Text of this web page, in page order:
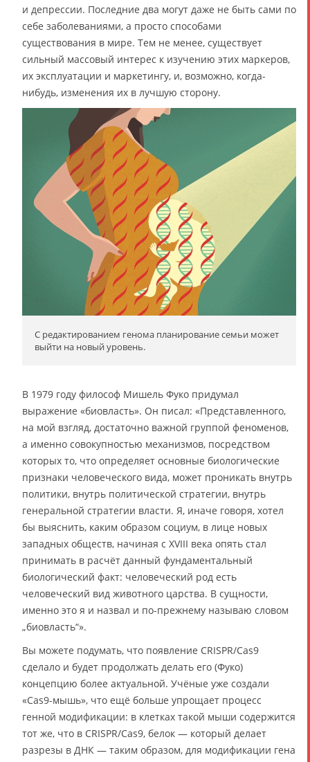
и депрессии. Последние два могут даже не быть сами по
себе заболеваниями, а просто способами
существования в мире. Тем не менее, существует
сильный массовый интерес к изучению этих маркеров,
их эксплуатации и маркетингу, и, возможно, когда-
нибудь, изменения их в лучшую сторону.
С редактированием генома планирование семьи может
выйти на новый уровень.
В 1979 году философ Мишель Фуко придумал
выражение «биовласть». Он писал: «Представленного,
на мой взгляд, достаточно важной группой феноменов,
а именно совокупностью механизмов, посредством
которых то, что определяет основные биологические
признаки человеческого вида, может проникать внутрь
политики, внутрь политической стратегии, внутрь
генеральной стратегии власти. Я, иначе говоря, хотел
бы выяснить, каким образом социум, в лице новых
западных обществ, начиная с XVIII века опять стал
принимать в расчёт данный фундаментальный
биологический факт: человеческий род есть
человеческий вид животного царства. В сущности,
именно это я и назвал и по-прежнему называю словом
„биовласть“».
Вы можете подумать, что появление CRISPR/Cas9
сделало и будет продолжать делать его (Фуко)
концепцию более актуальной. Учёные уже создали
«Cas9-мышь», что ещё больше упрощает процесс
генной модификации: в клетках такой мыши содержится
тот же, что в CRISPR/Cas9, белок — который делает
разрезы в ДНК — таким образом, для модификации гена